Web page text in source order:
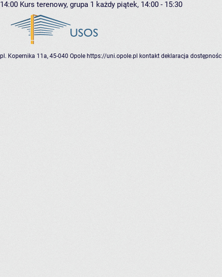
14:00 Kurs terenowy, grupa 1 każdy piątek, 14:00 - 15:30
pl. Kopernika 11a, 45-040 Opole https://uni.opole.pl kontakt deklaracja